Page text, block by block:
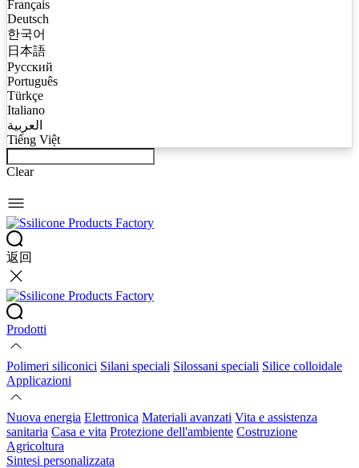
Français
Deutsch
한국어
日本語
Русский
Português
Türkçe
Italiano
العربية
Tiếng Việt
Clear
返回
Prodotti
Polimeri siliconici Silani speciali Silossani speciali Silice colloidale
Applicazioni
Nuova energia Elettronica Materiali avanzati Vita e assistenza
sanitaria Casa e vita Protezione dell'ambiente Costruzione
Agricoltura
Sintesi personalizzata